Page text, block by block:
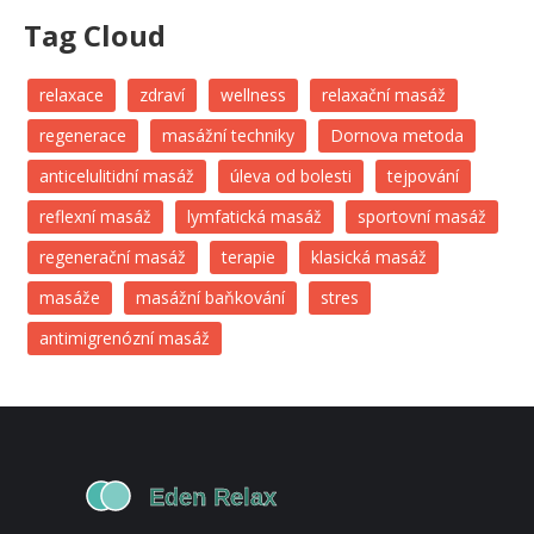
Tag Cloud
relaxace zdraví wellness
relaxační masáž
regenerace
masážní techniky
Dornova metoda
anticelulitidní masáž
úleva od bolesti
tejpování
reflexní masáž
lymfatická masáž
sportovní masáž
regenerační masáž
terapie
klasická masáž
masáže
masážní baňkování
stres
antimigrenózní masáž